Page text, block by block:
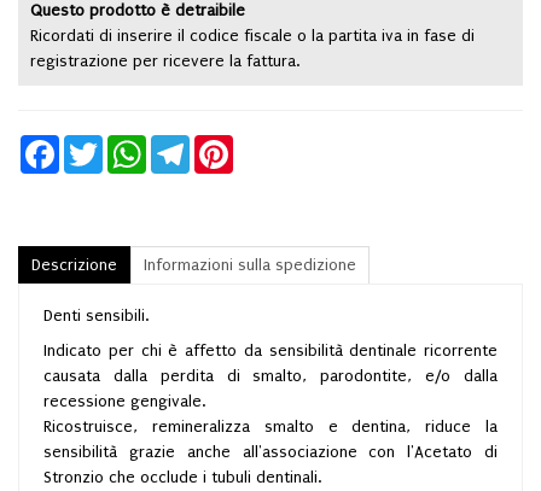
Questo prodotto è detraibile
Ricordati di inserire il codice fiscale o la partita iva in fase di
registrazione per ricevere la fattura.
FacebookTwitter WhatsAppTelegram
Descrizione Informazioni sulla spedizione
Denti sensibili.
Indicato per chi è affetto da sensibilità dentinale ricorrente
causata dalla perdita di smalto, parodontite, e/o dalla
recessione gengivale.
Ricostruisce, remineralizza smalto e dentina, riduce la
sensibilità grazie anche all'associazione con l'Acetato di
Stronzio che occlude i tubuli dentinali.